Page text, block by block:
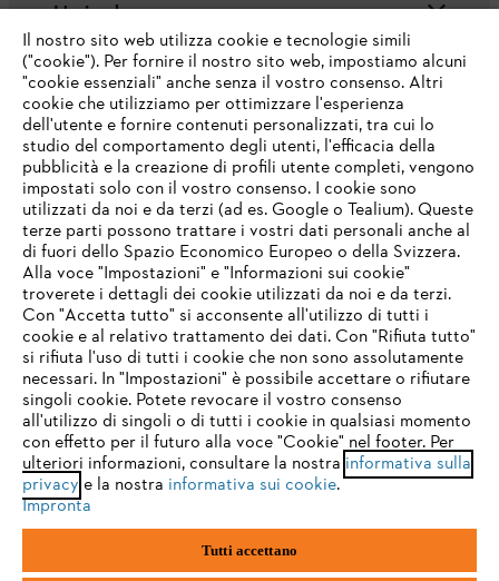
L'azienda
Domande frequenti
Assistenza
Protezione dati Nota legale Cookies
Informazioni legali
STIHL VERTRIEBS AG, 8617 Mönchaltorf
IHR BROWSER WIRD NICHT
UNTERSTÜTZT
Sie nutzen einen Browser, den wir noch nicht unterstützen. Für
eine optimale Nutzung unserer Seite empfehlen wir Ihnen, zu
einem der folgenden Browser zu wechseln:
firefox chrome
safari edge
Il nostro sito web utilizza cookie e tecnologie simili
("cookie"). Per fornire il nostro sito web, impostiamo alcuni
"cookie essenziali" anche senza il vostro consenso. Altri
cookie che utilizziamo per ottimizzare l'esperienza
dell'utente e fornire contenuti personalizzati, tra cui lo
studio del comportamento degli utenti, l'efficacia della
pubblicità e la creazione di profili utente completi, vengono
impostati solo con il vostro consenso. I cookie sono
utilizzati da noi e da terzi (ad es. Google o Tealium). Queste
terze parti possono trattare i vostri dati personali anche al
di fuori dello Spazio Economico Europeo o della Svizzera.
Alla voce "Impostazioni" e "Informazioni sui cookie"
troverete i dettagli dei cookie utilizzati da noi e da terzi.
Con "Accetta tutto" si acconsente all'utilizzo di tutti i
cookie e al relativo trattamento dei dati. Con "Rifiuta tutto"
si rifiuta l'uso di tutti i cookie che non sono assolutamente
necessari. In "Impostazioni" è possibile accettare o rifiutare
singoli cookie. Potete revocare il vostro consenso
all'utilizzo di singoli o di tutti i cookie in qualsiasi momento
con effetto per il futuro alla voce "Cookie" nel footer. Per
ulteriori informazioni, consultare la nostra informativa sulla
privacy e la nostra informativa sui cookie.
Impronta
Tutti accettano